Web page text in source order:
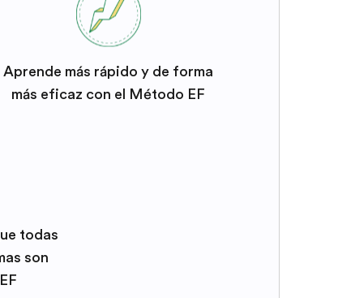
Aprende más rápido y de forma
más eficaz con el Método EF
todas
son